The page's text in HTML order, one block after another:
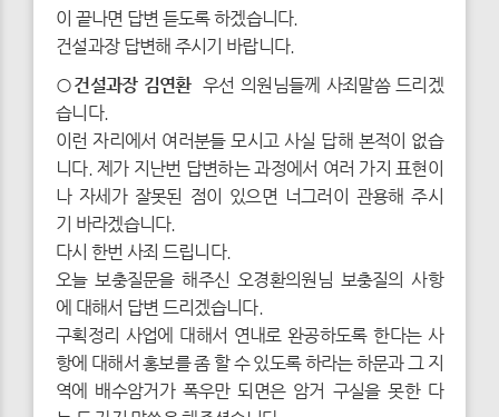
이 끝나면 답변 듣도록 하겠습니다.
건설과장 답변해 주시기 바랍니다.
○건설과장 김연환우선 의원님들께 사죄말씀 드리겠
습니다.
이런 자리에서 여러분들 모시고 사실 답해 본적이 없습
니다. 제가 지난번 답변하는 과정에서 여러 가지 표현이
나 자세가 잘못된 점이 있으면 너그러이 관용해 주시
기 바라겠습니다.
다시 한번 사죄 드립니다.
오늘 보충질문을 해주신 오경환의원님 보충질의 사항
에 대해서 답변 드리겠습니다.
구획정리 사업에 대해서 연내로 완공하도록 한다는 사
항에 대해서 홍보를 좀 할 수 있도록 하라는 하문과 그 지
역에 배수암거가 폭우만 되면은 암거 구실을 못한 다